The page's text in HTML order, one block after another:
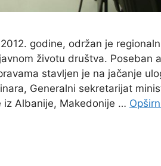
godine, održan je
životu društva. Poseban
stavljen je na jačanje
Generalni sekretarijat
iz Albanije, Makedonije …